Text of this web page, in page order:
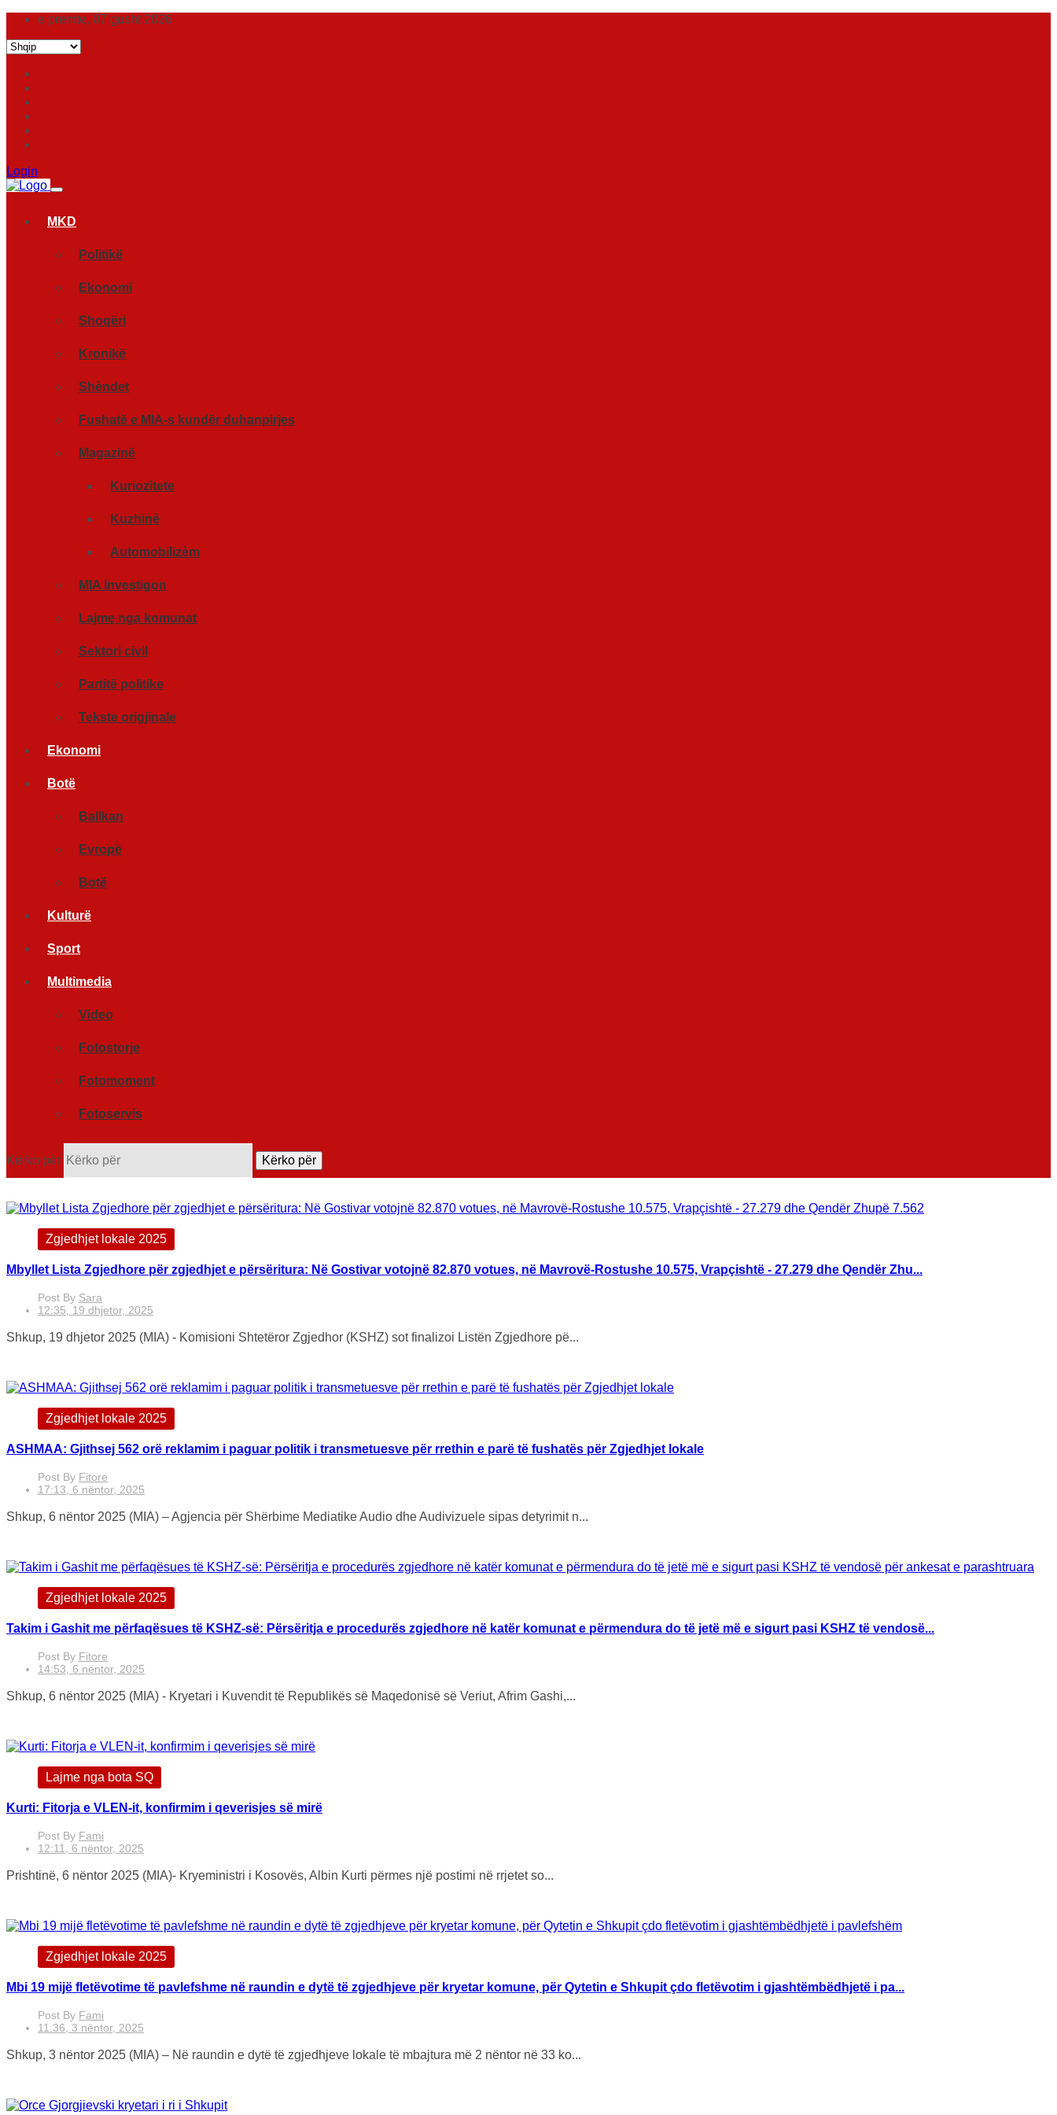
e premte, 07 gusht 2026
Login
MKD
Politikë
Ekonomi
Shoqëri
Kronikë
Shèndet
Fushatë e MIA-s kundër duhanpirjes
Magazinë
Kuriozitete
Kuzhinè
Automobilizèm
MIA Investigon
Lajme nga komunat
Sektori civil
Partitë politike
Tekste origjinale
Ekonomi
Botë
Ballkan
Evropë
Botë
Kulturë
Sport
Multimedia
Video
Fotostorje
Fotomoment
Fotoservis
Kërko për Kërko për
Zgjedhjet lokale 2025
Mbyllet Lista Zgjedhore për zgjedhjet e përsëritura: Në Gostivar votojnë 82.870 votues, në Mavrovë-Rostushe 10.575, Vrapçishtë - 27.279 dhe Qendër Zhu...
Post By Sara
12:35, 19 dhjetor, 2025
Shkup, 19 dhjetor 2025 (MIA) - Komisioni Shtetëror Zgjedhor (KSHZ) sot finalizoi Listën Zgjedhore pë...
Zgjedhjet lokale 2025
ASHMAA: Gjithsej 562 orë reklamim i paguar politik i transmetuesve për rrethin e parë të fushatës për Zgjedhjet lokale
Post By Fitore
17:13, 6 nëntor, 2025
Shkup, 6 nëntor 2025 (MIA) – Agjencia për Shërbime Mediatike Audio dhe Audivizuele sipas detyrimit n...
Zgjedhjet lokale 2025
Takim i Gashit me përfaqësues të KSHZ-së: Përsëritja e procedurës zgjedhore në katër komunat e përmendura do të jetë më e sigurt pasi KSHZ të vendosë...
Post By Fitore
14:53, 6 nëntor, 2025
Shkup, 6 nëntor 2025 (MIA) - Kryetari i Kuvendit të Republikës së Maqedonisë së Veriut, Afrim Gashi,...
Lajme nga bota SQ
Kurti: Fitorja e VLEN-it, konfirmim i qeverisjes së mirë
Post By Fami
12:11, 6 nëntor, 2025
Prishtinë, 6 nëntor 2025 (MIA)- Kryeministri i Kosovës, Albin Kurti përmes një postimi në rrjetet so...
Zgjedhjet lokale 2025
Mbi 19 mijë fletëvotime të pavlefshme në raundin e dytë të zgjedhjeve për kryetar komune, për Qytetin e Shkupit çdo fletëvotim i gjashtëmbëdhjetë i pa...
Post By Fami
11:36, 3 nëntor, 2025
Shkup, 3 nëntor 2025 (MIA) – Në raundin e dytë të zgjedhjeve lokale të mbajtura më 2 nëntor në 33 ko...